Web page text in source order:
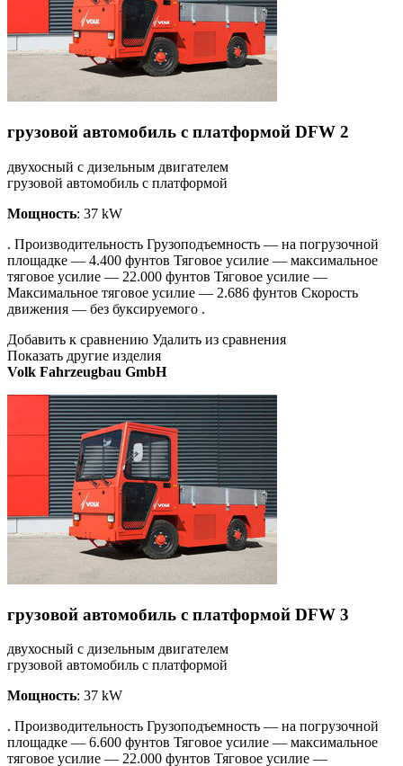
грузовой автомобиль с платформой DFW 2
двухосный с дизельным двигателем
грузовой автомобиль с платформой
Мощность: 37 kW
. Производительность Грузоподъемность — на погрузочной
площадке — 4.400 фунтов Тяговое усилие — максимальное
тяговое усилие — 22.000 фунтов Тяговое усилие —
Максимальное тяговое усилие — 2.686 фунтов Скорость
движения — без буксируемого .
Добавить к сравнению Удалить из сравнения
Показать другие изделия
Volk Fahrzeugbau GmbH
грузовой автомобиль с платформой DFW 3
двухосный с дизельным двигателем
грузовой автомобиль с платформой
Мощность: 37 kW
. Производительность Грузоподъемность — на погрузочной
площадке — 6.600 фунтов Тяговое усилие — максимальное
тяговое усилие — 22.000 фунтов Тяговое усилие —